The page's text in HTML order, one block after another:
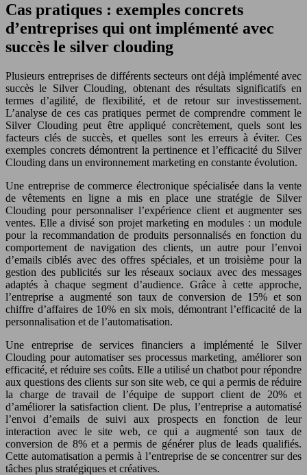
Cas pratiques : exemples concrets
d’entreprises qui ont implémenté avec
succès le silver clouding
Plusieurs entreprises de différents secteurs ont déjà implémenté avec
succès le Silver Clouding, obtenant des résultats significatifs en
termes d’agilité, de flexibilité, et de retour sur investissement.
L’analyse de ces cas pratiques permet de comprendre comment le
Silver Clouding peut être appliqué concrètement, quels sont les
facteurs clés de succès, et quelles sont les erreurs à éviter. Ces
exemples concrets démontrent la pertinence et l’efficacité du Silver
Clouding dans un environnement marketing en constante évolution.
Une entreprise de commerce électronique spécialisée dans la vente
de vêtements en ligne a mis en place une stratégie de Silver
Clouding pour personnaliser l’expérience client et augmenter ses
ventes. Elle a divisé son projet marketing en modules : un module
pour la recommandation de produits personnalisés en fonction du
comportement de navigation des clients, un autre pour l’envoi
d’emails ciblés avec des offres spéciales, et un troisième pour la
gestion des publicités sur les réseaux sociaux avec des messages
adaptés à chaque segment d’audience. Grâce à cette approche,
l’entreprise a augmenté son taux de conversion de 15% et son
chiffre d’affaires de 10% en six mois, démontrant l’efficacité de la
personnalisation et de l’automatisation.
Une entreprise de services financiers a implémenté le Silver
Clouding pour automatiser ses processus marketing, améliorer son
efficacité, et réduire ses coûts. Elle a utilisé un chatbot pour répondre
aux questions des clients sur son site web, ce qui a permis de réduire
la charge de travail de l’équipe de support client de 20% et
d’améliorer la satisfaction client. De plus, l’entreprise a automatisé
l’envoi d’emails de suivi aux prospects en fonction de leur
interaction avec le site web, ce qui a augmenté son taux de
conversion de 8% et a permis de générer plus de leads qualifiés.
Cette automatisation a permis à l’entreprise de se concentrer sur des
tâches plus stratégiques et créatives.